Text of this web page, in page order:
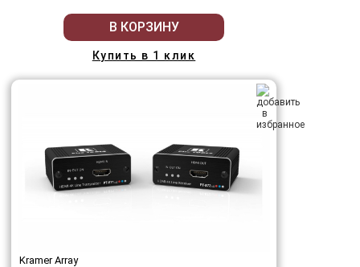
В КОРЗИНУ
Купить в 1 клик
Kramer Array